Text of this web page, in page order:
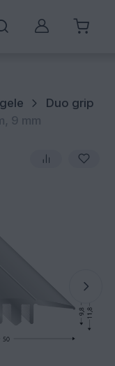
Můj účet
Duo grip
9 mm